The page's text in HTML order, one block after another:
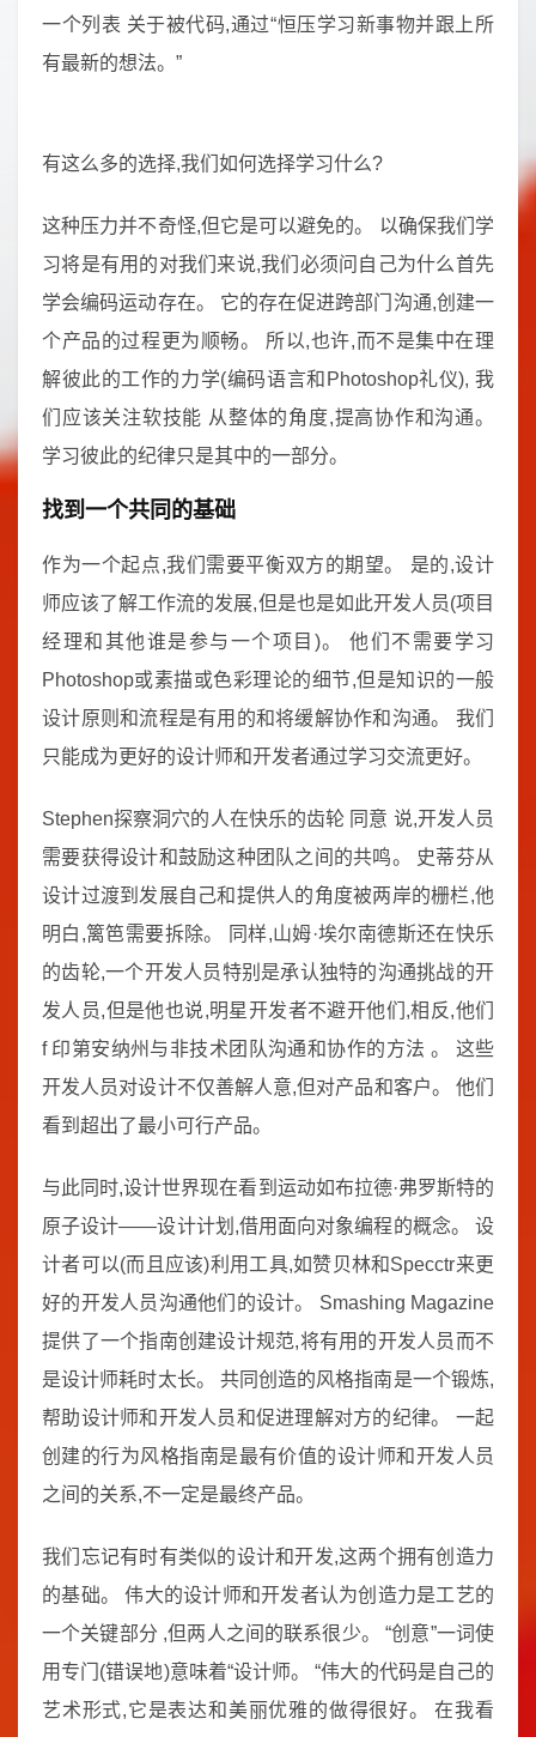
一个列表 关于被代码,通过“恒压学习新事物并跟上所
有最新的想法。”
有这么多的选择,我们如何选择学习什么?
这种压力并不奇怪,但它是可以避免的。 以确保我们学
习将是有用的对我们来说,我们必须问自己为什么首先
学会编码运动存在。 它的存在促进跨部门沟通,创建一
个产品的过程更为顺畅。 所以,也许,而不是集中在理
解彼此的工作的力学(编码语言和Photoshop礼仪), 我
们应该关注软技能 从整体的角度,提高协作和沟通。
学习彼此的纪律只是其中的一部分。
找到一个共同的基础
作为一个起点,我们需要平衡双方的期望。 是的,设计
师应该了解工作流的发展,但是也是如此开发人员(项目
经理和其他谁是参与一个项目)。 他们不需要学习
Photoshop或素描或色彩理论的细节,但是知识的一般
设计原则和流程是有用的和将缓解协作和沟通。 我们
只能成为更好的设计师和开发者通过学习交流更好。
Stephen探察洞穴的人在快乐的齿轮 同意 说,开发人员
需要获得设计和鼓励这种团队之间的共鸣。 史蒂芬从
设计过渡到发展自己和提供人的角度被两岸的栅栏,他
明白,篱笆需要拆除。 同样,山姆·埃尔南德斯还在快乐
的齿轮,一个开发人员特别是承认独特的沟通挑战的开
发人员,但是他也说,明星开发者不避开他们,相反,他们
f 印第安纳州与非技术团队沟通和协作的方法 。 这些
开发人员对设计不仅善解人意,但对产品和客户。 他们
看到超出了最小可行产品。
与此同时,设计世界现在看到运动如布拉德·弗罗斯特的
原子设计——设计计划,借用面向对象编程的概念。 设
计者可以(而且应该)利用工具,如赞贝林和Specctr来更
好的开发人员沟通他们的设计。 Smashing Magazine
提供了一个指南创建设计规范,将有用的开发人员而不
是设计师耗时太长。 共同创造的风格指南是一个锻炼,
帮助设计师和开发人员和促进理解对方的纪律。 一起
创建的行为风格指南是最有价值的设计师和开发人员
之间的关系,不一定是最终产品。
我们忘记有时有类似的设计和开发,这两个拥有创造力
的基础。 伟大的设计师和开发者认为创造力是工艺的
一个关键部分 ,但两人之间的联系很少。 “创意”一词使
用专门(错误地)意味着“设计师。 “伟大的代码是自己的
艺术形式,它是表达和美丽优雅的做得很好。 在我看